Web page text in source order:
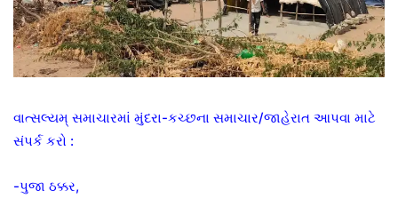
વાત્સલ્યમ્ સમાચારમાં મુંદરા-કચ્છના સમાચાર/જાહેરાત આપવા માટે
સંપર્ક કરો :
-પુજા ઠક્કર,